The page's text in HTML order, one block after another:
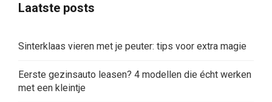
Laatste posts
Sinterklaas vieren met je peuter: tips voor extra magie
Eerste gezinsauto leasen? 4 modellen die écht werken
met een kleintje